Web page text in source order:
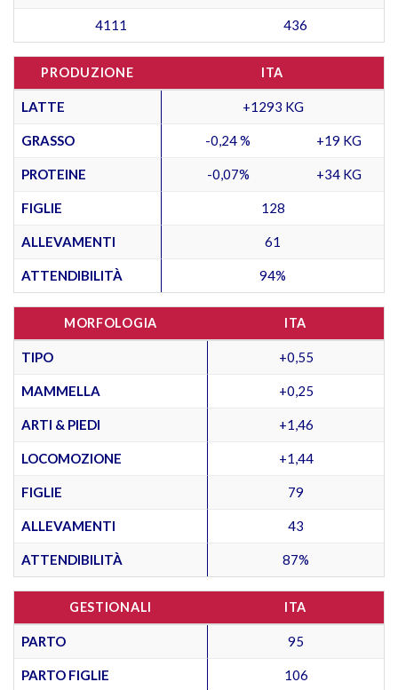
4111 436
PRODUZIONE ITA
LATTE +1293 KG
GRASSO -0,24 % +19 KG
PROTEINE -0,07% +34 KG
FIGLIE 128
ALLEVAMENTI 61
ATTENDIBILITÀ 94%
MORFOLOGIA ITA
TIPO +0,55
MAMMELLA +0,25
ARTI & PIEDI +1,46
LOCOMOZIONE +1,44
FIGLIE 79
ALLEVAMENTI 43
ATTENDIBILITÀ 87%
GESTIONALI ITA
PARTO 95
PARTO FIGLIE 106